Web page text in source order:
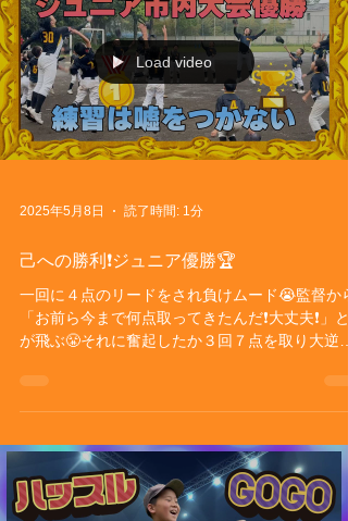
Load video
2025年5月8日 読了時間: 1分
己への勝利❗️ジュニア優勝🏆
一回に４点のリードをされ負けムード😭監督から
「お前ら今まで何点取ってきたんだ❗️大丈夫❗️」と
が飛ぶ😤それに奮起したか３回７点を取り大逆転
えてきた己への勝利でした💪 己への勝利❗️ジュニ
優勝🏆